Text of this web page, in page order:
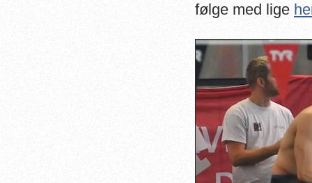
følge med lige